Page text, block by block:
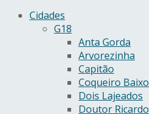
Cidades
G18
Anta Gorda
Arvorezinha
Capitão
Coqueiro Baixo
Dois Lajeados
Doutor Ricardo